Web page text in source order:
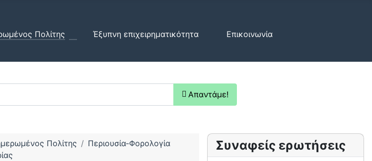
Πολίτης Έξυπνη επιχειρηματικότητα Επικοινωνία
Απαντάμε!
Πολίτης
Περιουσία-Φορολογία
Συναφείς ερωτήσεις